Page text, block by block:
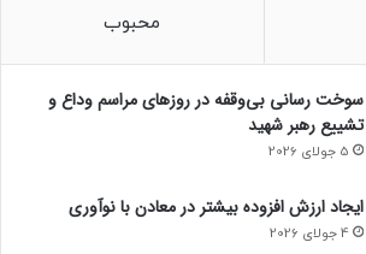
محبوب
سوخت رسانی بی‌وقفه در روز‌های مراسم وداع و
تشییع رهبر شهید
5 جولای 2026
ایجاد ارزش افزوده بیشتر در معادن با نوآوری
4 جولای 2026